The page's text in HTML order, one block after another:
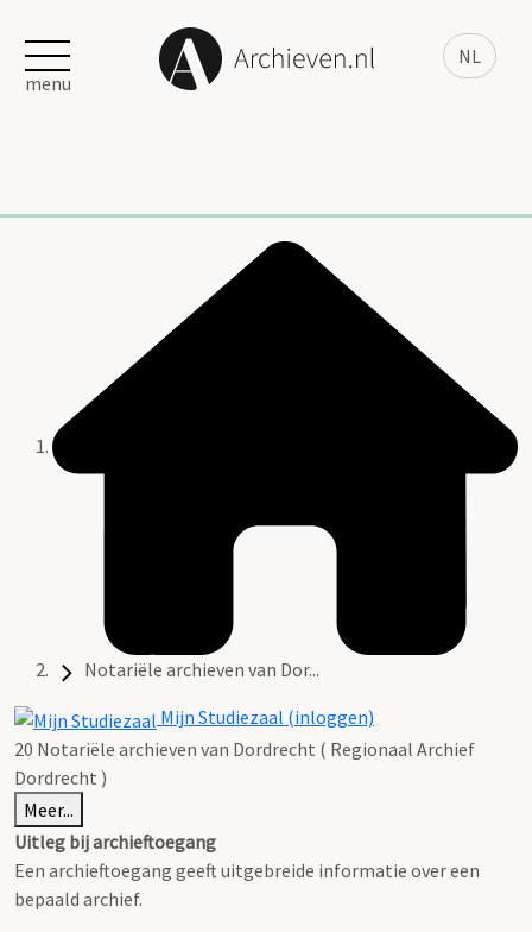
NL
menu
Notariële archieven van Dor...
Mijn Studiezaal (inloggen)
20 Notariële archieven van Dordrecht ( Regionaal Archief
Dordrecht )
Meer...
Uitleg bij archieftoegang
Een archieftoegang geeft uitgebreide informatie over een
bepaald archief.